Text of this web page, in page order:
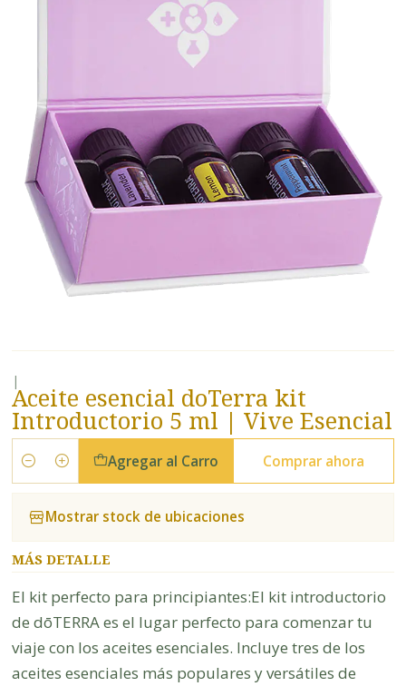
|
Aceite esencial doTerra kit
Introductorio 5 ml | Vive Esencial
Cantidad
Agregar al Carro Comprar ahora
Mostrar stock de ubicaciones
MÁS DETALLE
El kit perfecto para principiantes:El kit introductorio
de dōTERRA es el lugar perfecto para comenzar tu
viaje con los aceites esenciales. Incluye tres de los
aceites esenciales más populares y versátiles de